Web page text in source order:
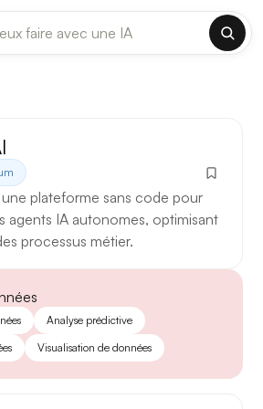
✕
MODÈLES
4.8 : ce qui change
Claude Opus le 2 août 2026. Cette
longueur de contexte, la fiabilité des
la vitesse de première réponse.
— les documents longs sont traités
sans découpage manuel.
— moins de pertes de fil sur les
milliers de mots.
plateforme sans code pour
agents IA autonomes, optimisant
processus métier.
Analyse prédictive
Visualisation de données